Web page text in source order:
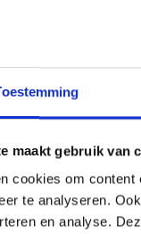
maakt gebruik van
cookies om
te analyseren.
en analyse.
opnemen